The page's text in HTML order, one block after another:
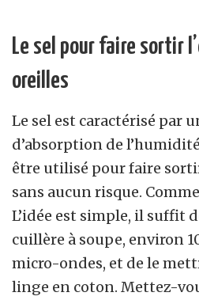
Le sel pour faire sortir
oreilles
Le sel est caractérisé par
d’absorption de
être utilisé pour faire
sans aucun risque.
L’idée est simple, il suffit
cuillère à soupe, environ
micro-ondes, et de le
linge en coton. Mettez-